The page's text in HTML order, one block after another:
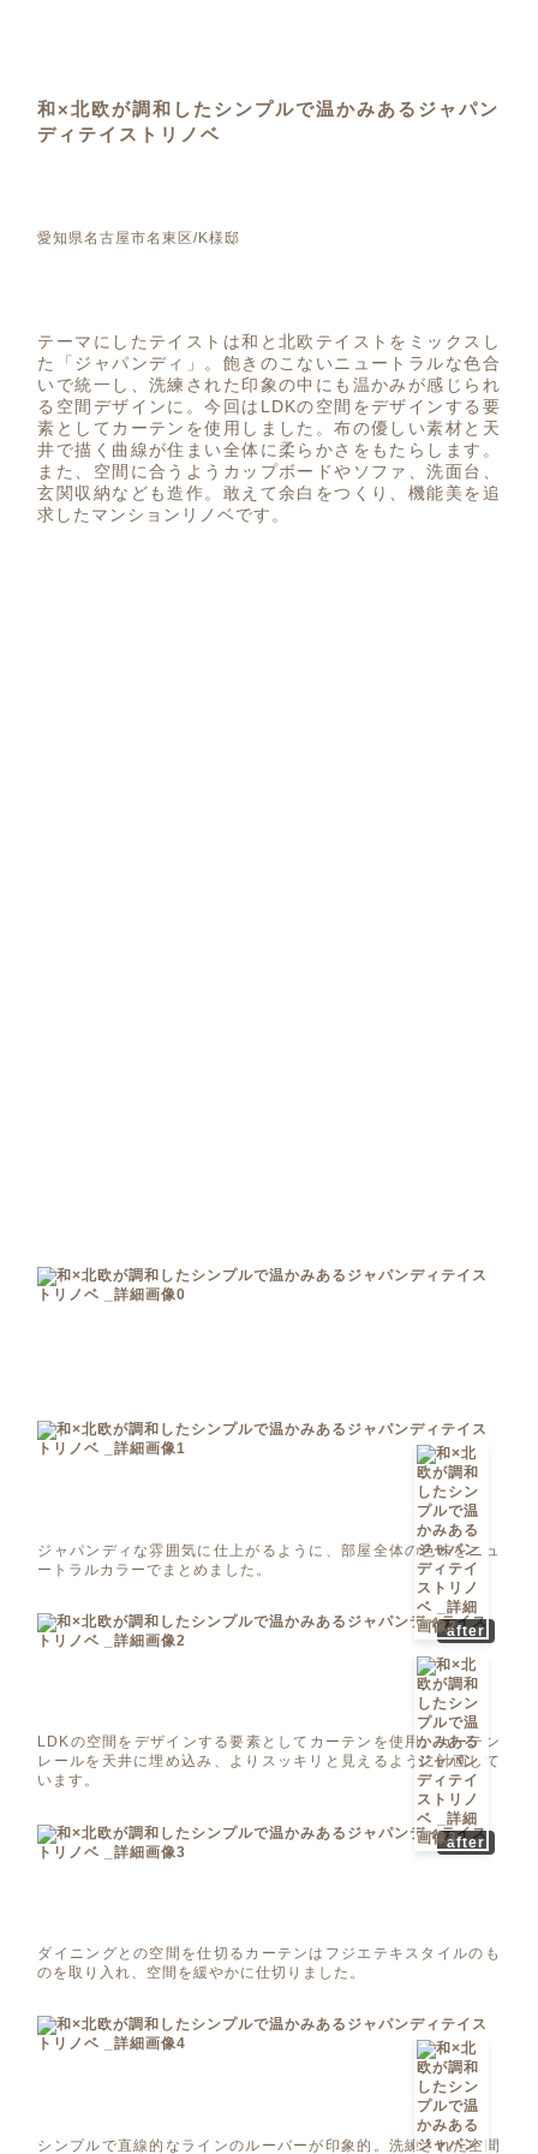
和×北欧が調和したシンプルで温かみあるジャパン
ディテイストリノベ
愛知県名古屋市名東区/K様邸
テーマにしたテイストは和と北欧テイストをミックスし
た「ジャパンディ」。飽きのこないニュートラルな色合
いで統一し、洗練された印象の中にも温かみが感じられ
る空間デザインに。今回はLDKの空間をデザインする要
素としてカーテンを使用しました。布の優しい素材と天
井で描く曲線が住まい全体に柔らかさをもたらします。
また、空間に合うようカップボードやソファ、洗面台、
玄関収納なども造作。敢えて余白をつくり、機能美を追
求したマンションリノベです。
ジャパンディな雰囲気に仕上がるように、部屋全体の色味をニュ
ートラルカラーでまとめました。
after
LDKの空間をデザインする要素としてカーテンを使用。カーテン
レールを天井に埋め込み、よりスッキリと見えるように計画して
います。
after
ダイニングとの空間を仕切るカーテンはフジエテキスタイルのも
のを取り入れ、空間を緩やかに仕切りました。
シンプルで直線的なラインのルーバーが印象的。洗練された空間